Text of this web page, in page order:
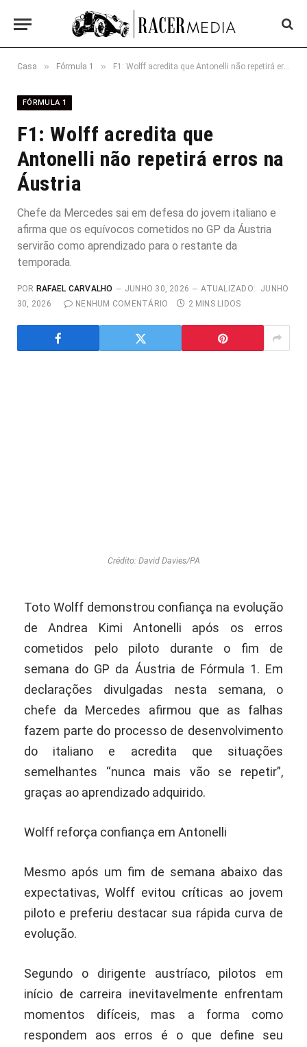
Casa » Fórmula 1 » F1: Wolff acredita que Antonelli não repetirá erros na Áustria
FÓRMULA 1
F1: Wolff acredita que
Antonelli não repetirá erros na
Áustria
Chefe da Mercedes sai em defesa do jovem italiano e
afirma que os equívocos cometidos no GP da Áustria
servirão como aprendizado para o restante da
temporada.
POR RAFAEL CARVALHO JUNHO 30, 2026 ATUALIZADO:
JUNHO
30, 2026
NENHUM COMENTÁRIO 2 MINS LIDOS
Crédito: David Davies/PA
Toto Wolff demonstrou confiança na evolução
de Andrea Kimi Antonelli após os erros
cometidos pelo piloto durante o fim de
semana do GP da Áustria de Fórmula 1. Em
declarações divulgadas nesta semana, o
chefe da Mercedes afirmou que as falhas
fazem parte do processo de desenvolvimento
do italiano e acredita que situações
semelhantes “nunca mais vão se repetir”,
graças ao aprendizado adquirido.
Wolff reforça confiança em Antonelli
Mesmo após um fim de semana abaixo das
expectativas, Wolff evitou críticas ao jovem
piloto e preferiu destacar sua rápida curva de
evolução.
Segundo o dirigente austríaco, pilotos em
início de carreira inevitavelmente enfrentam
momentos difíceis, mas a forma como
respondem aos erros é o que define seu